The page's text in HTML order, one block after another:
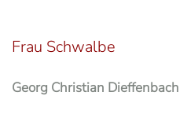
Frau Schwalbe
Georg Christian Dieffenbach